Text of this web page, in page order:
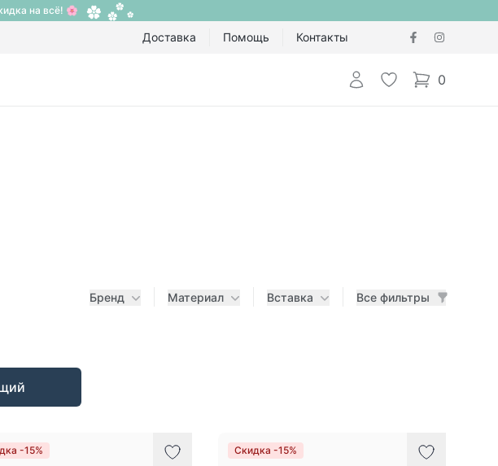
на всё! 🌸
Доставка Помощь Контакты
Авторизоваться
Избранное
0
items in cart,
Бренд Материал Вставка Все фильтры
-15% Скидка -15%